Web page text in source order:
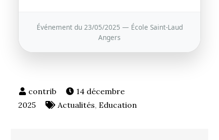
Événement du 23/05/2025 — École Saint-Laud
Angers
14 décembre
2025
Actualités, Education